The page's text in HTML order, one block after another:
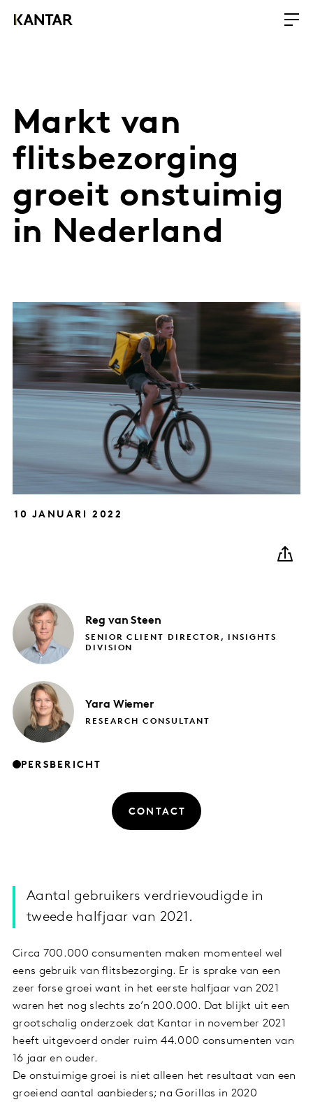
Markt van
flitsbezorging
groeit onstuimig
in Nederland
10 JANUARI 2022
Reg van Steen
SENIOR CLIENT DIRECTOR, INSIGHTS
DIVISION
Yara Wiemer
RESEARCH CONSULTANT
PERSBERICHT
CONTACT
Aantal gebruikers verdrievoudigde in
tweede halfjaar van 2021.
Circa 700.000 consumenten maken momenteel wel
eens gebruik van flitsbezorging. Er is sprake van een
zeer forse groei want in het eerste halfjaar van 2021
waren het nog slechts zo’n 200.000. Dat blijkt uit een
grootschalig onderzoek dat Kantar in november 2021
heeft uitgevoerd onder ruim 44.000 consumenten van
16 jaar en ouder.
De onstuimige groei is niet alleen het resultaat van een
groeiend aantal aanbieders; na Gorillas in 2020